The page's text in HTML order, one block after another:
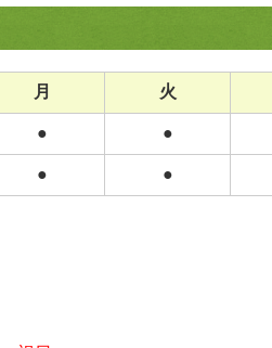
月 火
● ●
● ●